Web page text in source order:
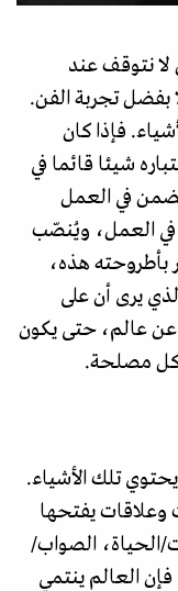
نتوقف عند
بفضل تجربة الفن.
فإذا كان
شيئا قائما في
في العمل
في العمل، ويُنصّب
بأطروحته هذه،
يرى أن على
عالم، حتى يكون
كل مصلحة.
تلك الأشياء.
وعلاقات يفتحها
الحياة، الصواب/
العالم ينتمي